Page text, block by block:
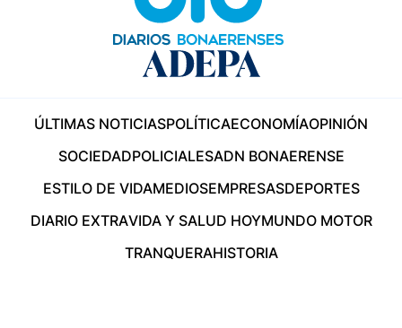
ÚLTIMAS NOTICIASPOLÍTICAECONOMÍAOPINIÓN
SOCIEDADPOLICIALESADN BONAERENSE
ESTILO DE VIDAMEDIOSEMPRESASDEPORTES
DIARIO EXTRAVIDA Y SALUD HOYMUNDO MOTOR
TRANQUERAHISTORIA